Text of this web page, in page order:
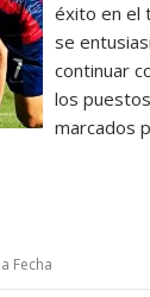
éxito en el
se
continuar
los
marcados
Fecha